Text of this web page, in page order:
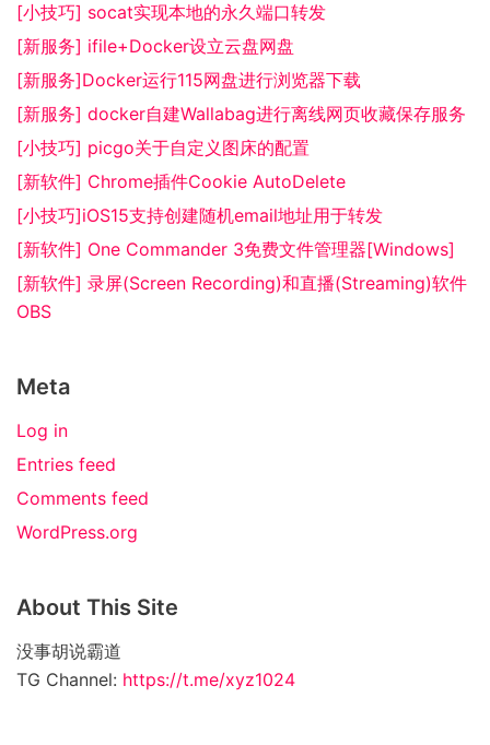
[小技巧] socat实现本地的永久端口转发
[新服务] ifile+Docker设立云盘网盘
[新服务]Docker运行115网盘进行浏览器下载
[新服务] docker自建Wallabag进行离线网页收藏保存服务
[小技巧] picgo关于自定义图床的配置
[新软件] Chrome插件Cookie AutoDelete
[小技巧]iOS15支持创建随机email地址用于转发
[新软件] One Commander 3免费文件管理器[Windows]
[新软件] 录屏(Screen Recording)和直播(Streaming)软件
OBS
Meta
Log in
Entries feed
Comments feed
WordPress.org
About This Site
没事胡说霸道
TG Channel: https://t.me/xyz1024